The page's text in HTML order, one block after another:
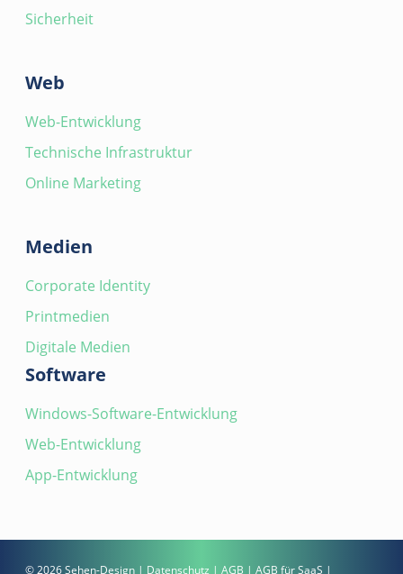
Sicherheit
Web
Web-Entwicklung
Technische Infrastruktur
Online Marketing
Medien
Corporate Identity
Printmedien
Digitale Medien
Software
Windows-Software-Entwicklung
Web-Entwicklung
App-Entwicklung
© 2026 Sehen-Design | Datenschutz | AGB | AGB für SaaS |